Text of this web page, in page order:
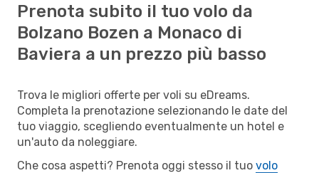
Prenota subito il tuo volo da
Bolzano Bozen a Monaco di
Baviera a un prezzo più basso
Trova le migliori offerte per voli su eDreams.
Completa la prenotazione selezionando le date del
tuo viaggio, scegliendo eventualmente un hotel e
un'auto da noleggiare.
Che cosa aspetti? Prenota oggi stesso il tuo volo